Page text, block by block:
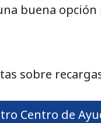
buena
sobre
Centro de